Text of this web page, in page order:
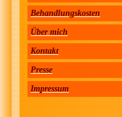
Behandlungskosten
Über mich
Kontakt
Presse
Impressum